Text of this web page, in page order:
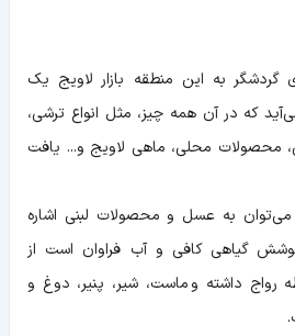
گردشگر به این منطقه بازار لاویج یک
که در آن همه چیز، مثل انواع ترشی،
محصولات محلی، ماهی لاویج و... یافت
به عسل و محصولات لبنی اشاره
گیاهی کافی و آب فراوان است از
رواج داشته و ماست، شیر، پنیر، دوغ و